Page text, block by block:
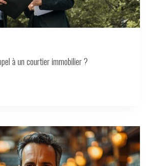
à un courtier immobilier ?